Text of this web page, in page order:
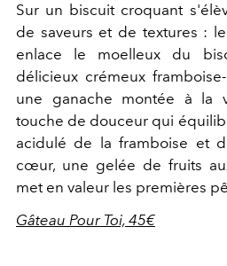
Sur un biscuit croquant
de saveurs et de textures :
enlace le moelleux du
délicieux crémeux
une ganache montée à la
touche de douceur qui
acidulé de la framboise et
cœur, une gelée de fruits
met en valeur les premières
Gâteau Pour Toi, 45€